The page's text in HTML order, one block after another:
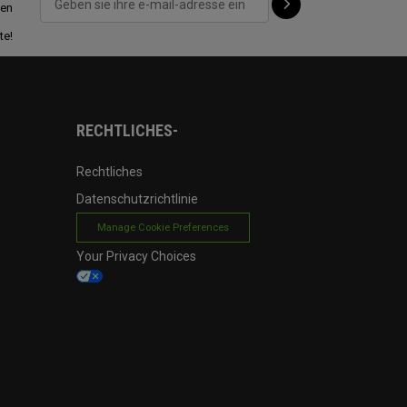
RECHTLICHES-
Rechtliches
Datenschutzrichtlinie
Manage Cookie Preferences
Your Privacy Choices